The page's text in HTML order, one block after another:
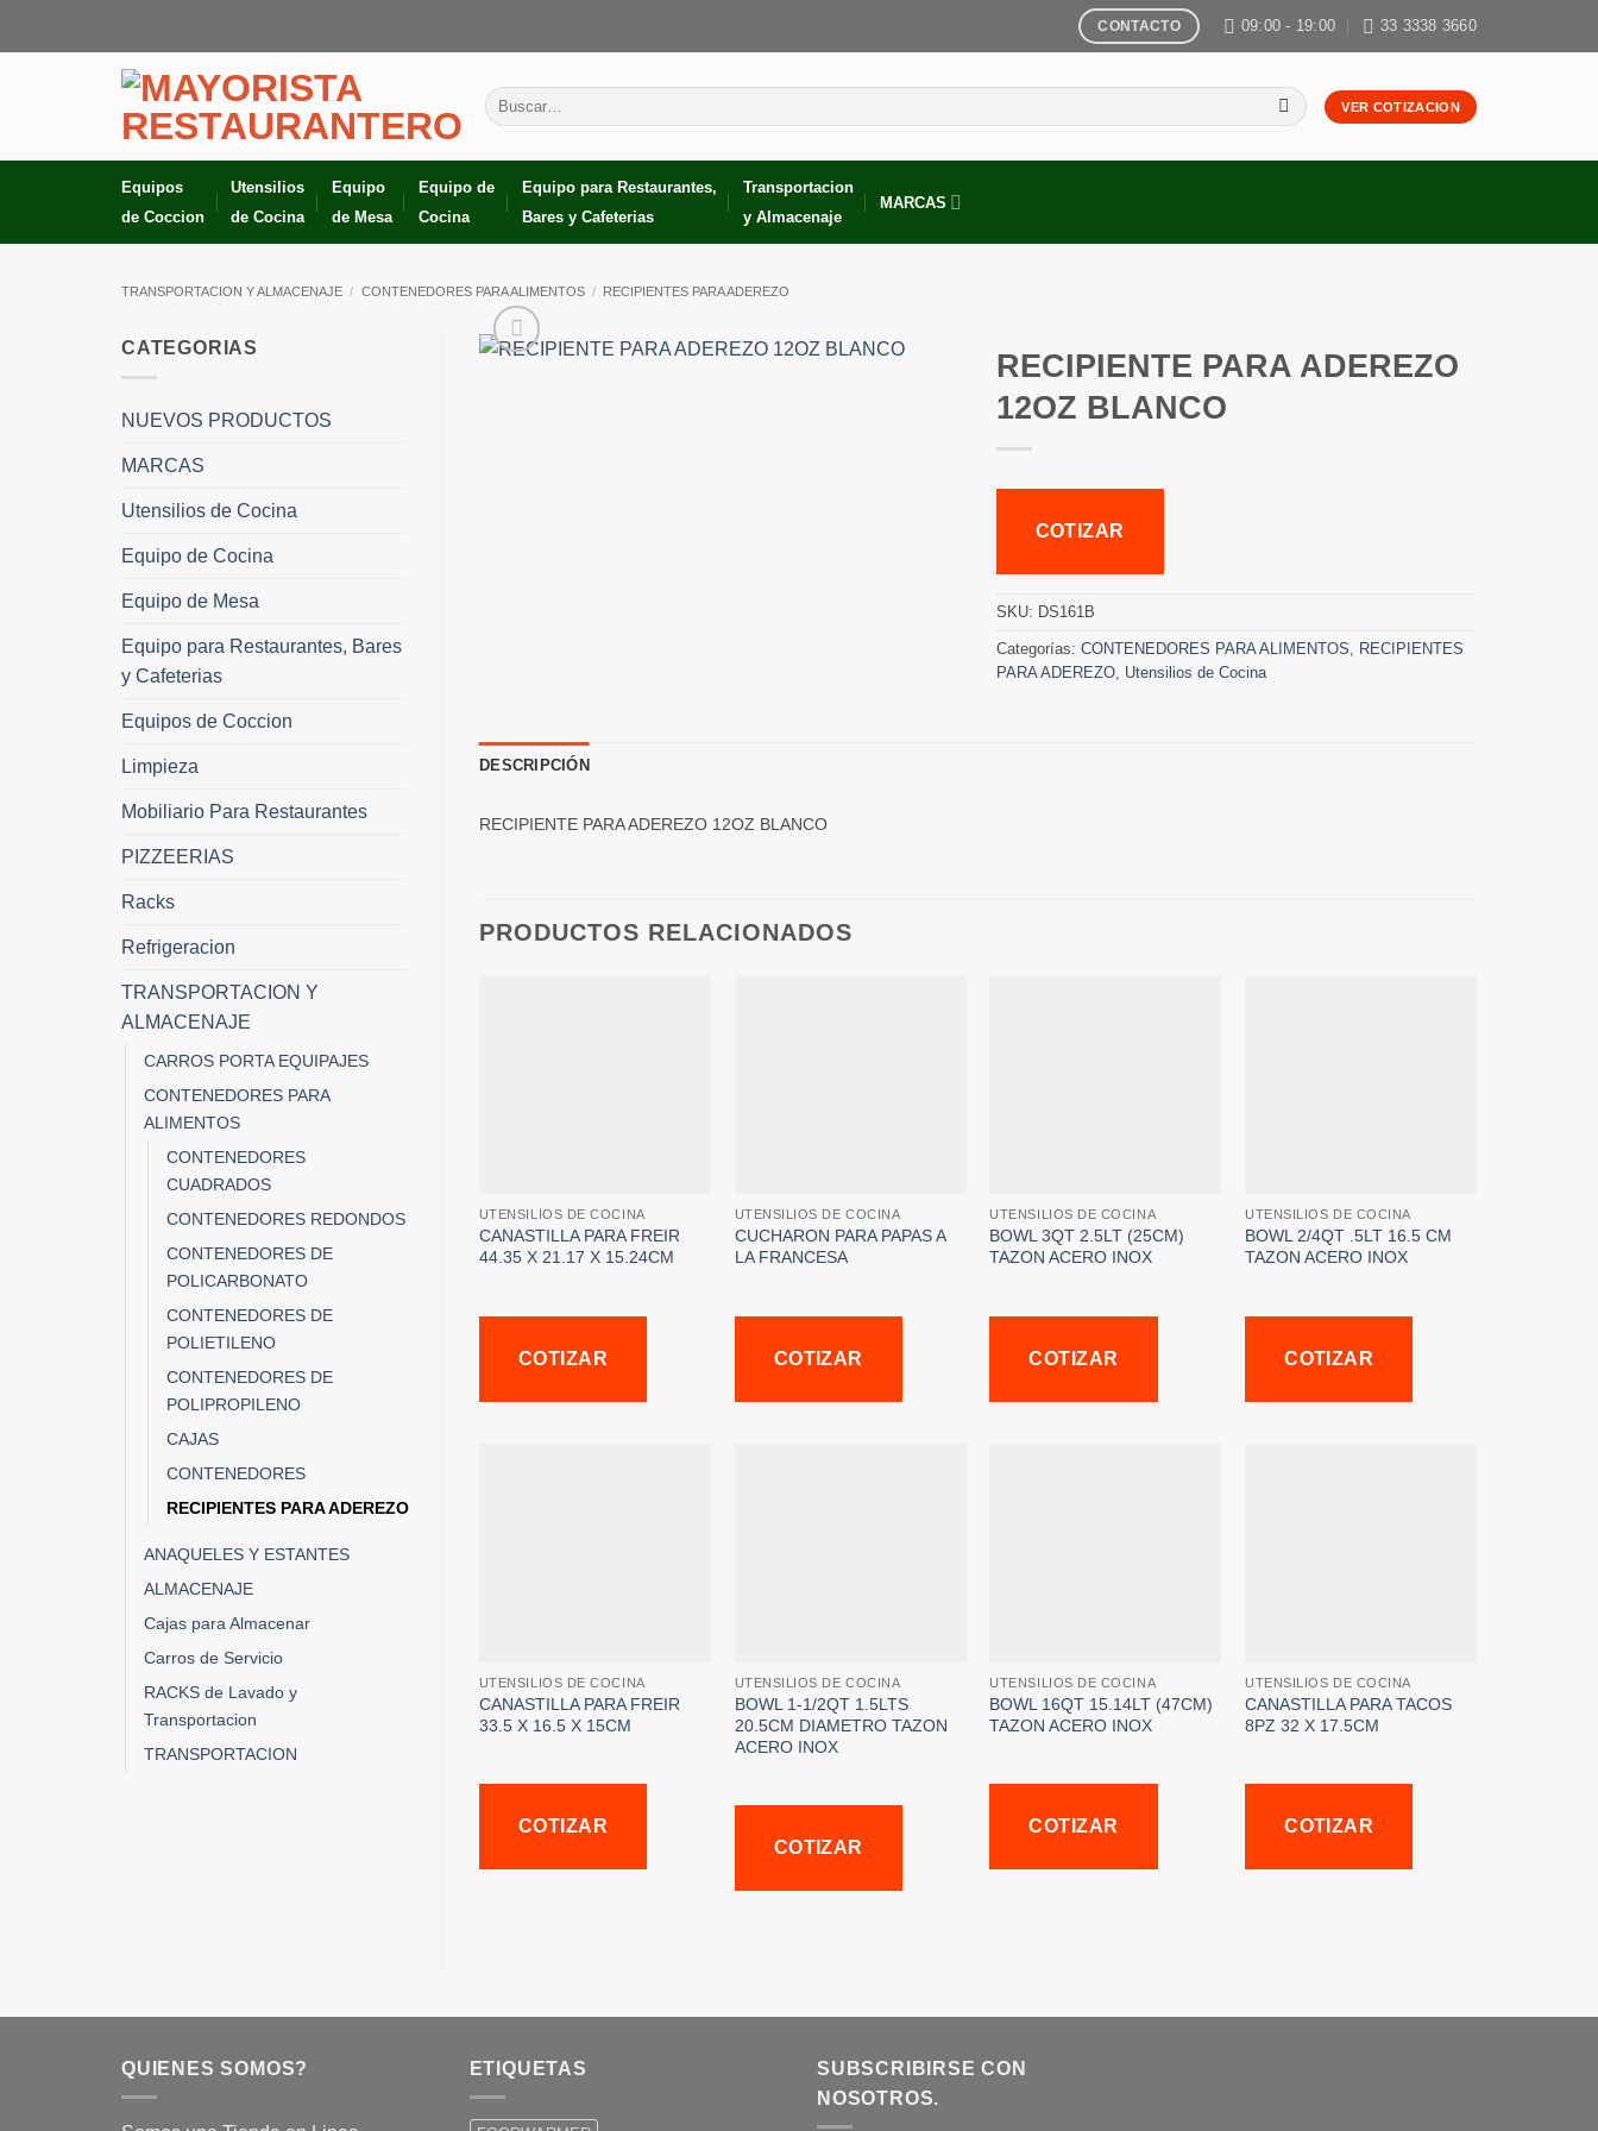
CONTACTO 09:00 - 19:00 33 3338 3660
Buscar
por:
VER COTIZACION
Equipos
de Coccion
Utensilios
de Cocina
Equipo
de Mesa
Equipo de
Cocina
Equipo para Restaurantes,
Bares y Cafeterias
Transportacion
y Almacenaje
MARCAS
TRANSPORTACION Y ALMACENAJE / CONTENEDORES PARA ALIMENTOS / RECIPIENTES PARA ADEREZO
CATEGORIAS
NUEVOS PRODUCTOS
MARCAS
Utensilios de Cocina
Equipo de Cocina
Equipo de Mesa
Equipo para Restaurantes, Bares
y Cafeterias
Equipos de Coccion
Limpieza
Mobiliario Para Restaurantes
PIZZEERIAS
Racks
Refrigeracion
TRANSPORTACION Y
ALMACENAJE
CARROS PORTA EQUIPAJES
CONTENEDORES PARA
ALIMENTOS
CONTENEDORES
CUADRADOS
CONTENEDORES REDONDOS
CONTENEDORES DE
POLICARBONATO
CONTENEDORES DE
POLIETILENO
CONTENEDORES DE
POLIPROPILENO
CAJAS
CONTENEDORES
RECIPIENTES PARA ADEREZO
ANAQUELES Y ESTANTES
ALMACENAJE
Cajas para Almacenar
Carros de Servicio
RACKS de Lavado y
Transportacion
TRANSPORTACION
RECIPIENTE PARA ADEREZO
12OZ BLANCO
COTIZAR
SKU: DS161B
Categorías: CONTENEDORES PARA ALIMENTOS, RECIPIENTES
PARA ADEREZO, Utensilios de Cocina
DESCRIPCIÓN
RECIPIENTE PARA ADEREZO 12OZ BLANCO
PRODUCTOS RELACIONADOS
UTENSILIOS DE COCINA
CANASTILLA PARA FREIR
44.35 X 21.17 X 15.24CM
COTIZAR
UTENSILIOS DE COCINA
CUCHARON PARA PAPAS A
LA FRANCESA
COTIZAR
UTENSILIOS DE COCINA
BOWL 3QT 2.5LT (25CM)
TAZON ACERO INOX
COTIZAR
UTENSILIOS DE COCINA
BOWL 2/4QT .5LT 16.5 CM
TAZON ACERO INOX
COTIZAR
UTENSILIOS DE COCINA
CANASTILLA PARA FREIR
33.5 X 16.5 X 15CM
COTIZAR
UTENSILIOS DE COCINA
BOWL 1-1/2QT 1.5LTS
20.5CM DIAMETRO TAZON
ACERO INOX
COTIZAR
UTENSILIOS DE COCINA
BOWL 16QT 15.14LT (47CM)
TAZON ACERO INOX
COTIZAR
UTENSILIOS DE COCINA
CANASTILLA PARA TACOS
8PZ 32 X 17.5CM
COTIZAR
QUIENES SOMOS? ETIQUETAS
SUBSCRIBIRSE CON
NOSOTROS.